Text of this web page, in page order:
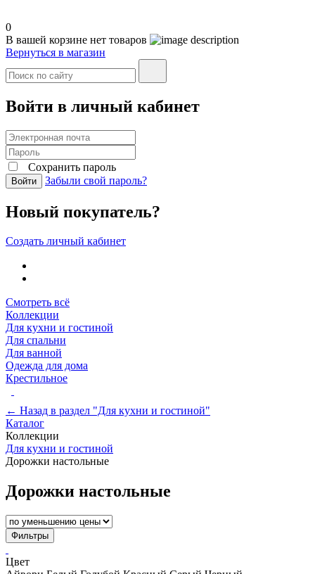
0
В вашей корзине нет товаров
Вернуться в магазин
Войти в личный кабинет
Сохранить пароль
Войти Забыли свой пароль?
Новый покупатель?
Создать личный кабинет
Смотреть всё
Коллекции
Для кухни и гостиной
Для спальни
Для ванной
Одежда для дома
Крестильное
← Назад в раздел "Для кухни и гостиной"
Каталог
Коллекции
Для кухни и гостиной
Дорожки настольные
Дорожки настольные
Фильтры
Цвет